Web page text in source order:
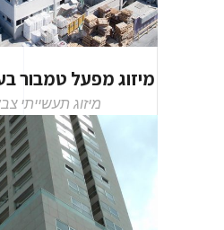
מיזוג מפעל טמבור בעכו 55 טון
מיזוג תעשייתי